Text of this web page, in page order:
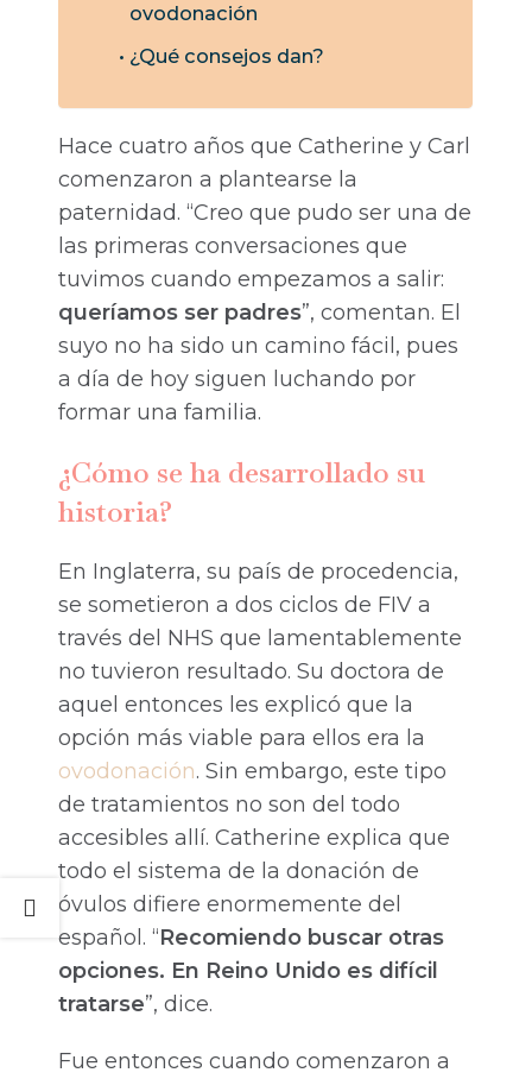
ovodonación
¿Qué consejos dan?
Hace cuatro años que Catherine y Carl
comenzaron a plantearse la
paternidad. “Creo que pudo ser una de
las primeras conversaciones que
tuvimos cuando empezamos a salir:
queríamos ser padres”, comentan. El
suyo no ha sido un camino fácil, pues
a día de hoy siguen luchando por
formar una familia.
¿Cómo se ha desarrollado su
historia?
En Inglaterra, su país de procedencia,
se sometieron a dos ciclos de FIV a
través del NHS que lamentablemente
no tuvieron resultado. Su doctora de
aquel entonces les explicó que la
opción más viable para ellos era la
ovodonación. Sin embargo, este tipo
de tratamientos no son del todo
accesibles allí. Catherine explica que
todo el sistema de la donación de
óvulos difiere enormemente del
español. “Recomiendo buscar otras
opciones. En Reino Unido es difícil
tratarse”, dice.
Fue entonces cuando comenzaron a